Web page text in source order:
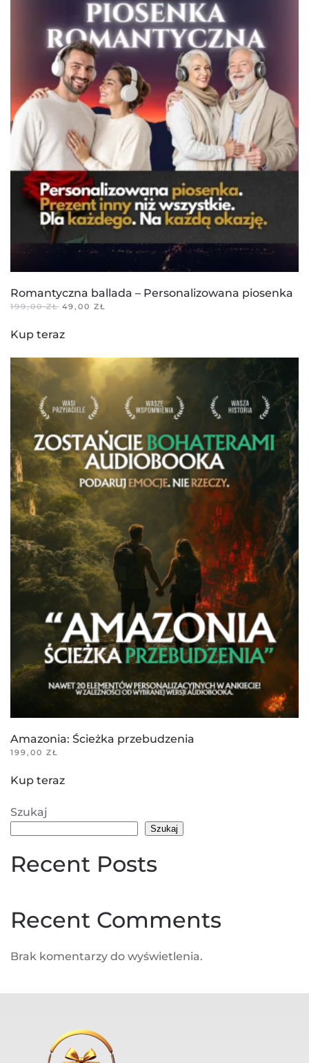
Romantyczna ballada – Personalizowana piosenka
199,00ZŁ PIERWOTNA
199,00 ZŁ.
49,00 ZŁ
Kup teraz
Amazonia: Ścieżka przebudzenia
199,00 ZŁ
Kup teraz
Szukaj
Szukaj
Recent Posts
Recent Comments
Brak komentarzy do wyświetlenia.